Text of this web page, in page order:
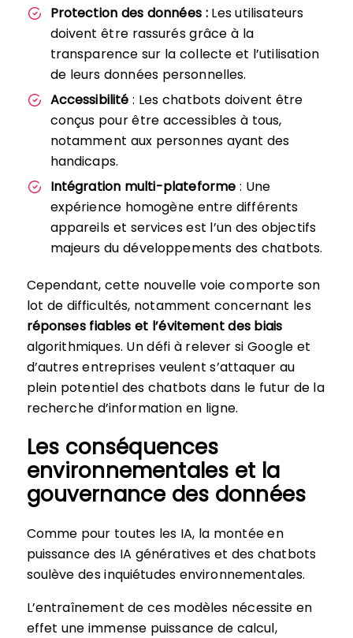
Protection des données :Les utilisateurs
doivent être rassurés grâce à la
transparence sur la collecte et l’utilisation
de leurs données personnelles.
Accessibilité : Les chatbots doivent être
conçus pour être accessibles à tous,
notamment aux personnes ayant des
handicaps.
Intégration multi-plateforme : Une
expérience homogène entre différents
appareils et services est l’un des objectifs
majeurs du développements des chatbots.
Cependant, cette nouvelle voie comporte son
lot de difficultés, notamment concernant les
réponses fiables et l’évitement des biais
algorithmiques. Un défi à relever si Google et
d’autres entreprises veulent s’attaquer au
plein potentiel des chatbots dans le futur de la
recherche d’information en ligne.
Les conséquences
environnementales et la
gouvernance des données
Comme pour toutes les IA, la montée en
puissance des IA génératives et des chatbots
soulève des inquiétudes environnementales.
L’entraînement de ces modèles nécessite en
effet une immense puissance de calcul,